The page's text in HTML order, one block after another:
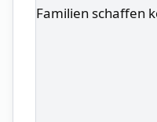
Familien schaffen